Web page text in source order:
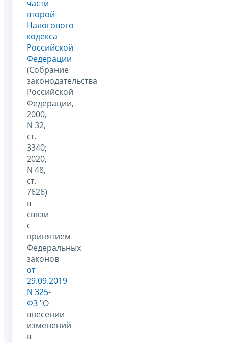
части
второй
Налогового
кодекса
Российской
Федерации
(Собрание
законодательства
Российской
Федерации,
2000,
N 32,
ст.
3340;
2020,
N 48,
ст.
7626)
в
связи
с
принятием
Федеральных
законов
от
29.09.2019
N 325-
ФЗ "О
внесении
изменений
в